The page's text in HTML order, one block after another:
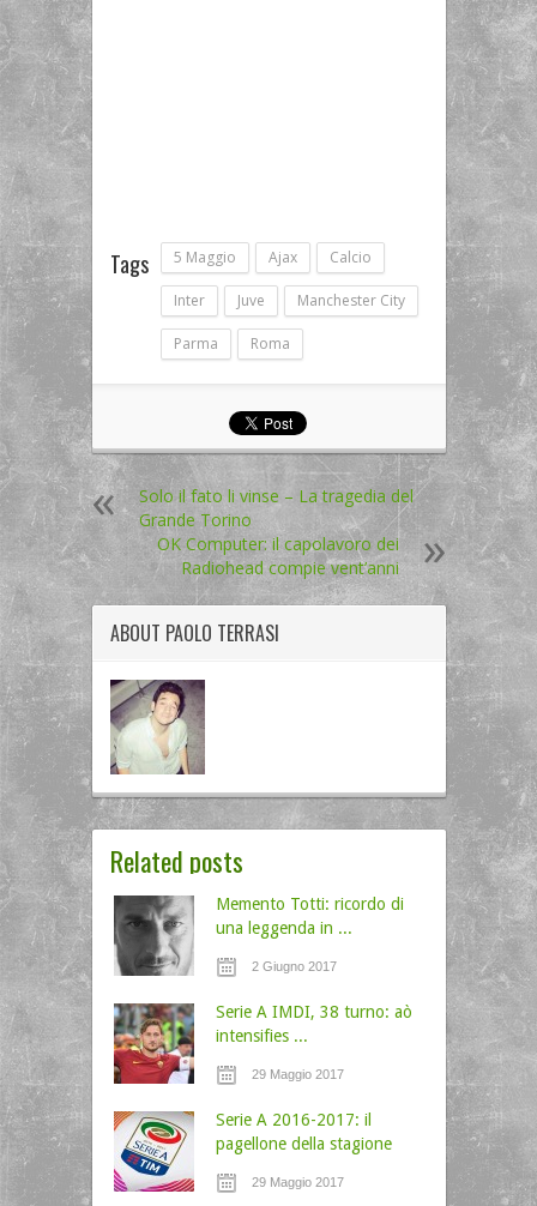
Tags 5 Maggio Ajax Calcio
Inter Juve Manchester City
Parma Roma
Solo il fato li vinse – La tragedia del
Grande Torino
OK Computer: il capolavoro dei
Radiohead compie vent’anni
ABOUT PAOLO TERRASI
Related posts
Memento Totti: ricordo di
una leggenda in ...
2 Giugno 2017
Serie A IMDI, 38 turno: aò
intensifies ...
29 Maggio 2017
Serie A 2016-2017: il
pagellone della stagione
29 Maggio 2017